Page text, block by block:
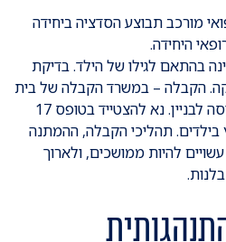
מורכב תבוצע הסדציה ביחידה
היחידה.
בהתאם לגילו של הילד. בדיקת
הקבלה – במשרד הקבלה של בית
החולים לילדים דנה, מול הכניסה לבניין. נא להצטייד בטופס 17
בילדים. תהליכי הקבלה, ההמתנה
להיות ממושכים, ולארוך